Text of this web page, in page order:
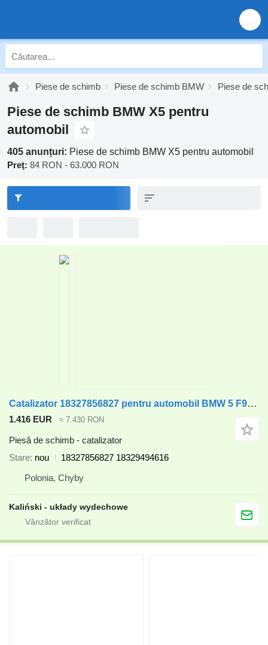
Piese de schimb Piese de schimb BMW Piese de
Piese de schimb BMW X5 pentru
automobil
405 anunțuri: Piese de schimb BMW X5 pentru automobil
Preţ: 84 RON - 63.000 RON
Catalizator 18327856827 pentru automobil BMW 5 F90 / 8 F91 F92 / X5 F95 / X6 F96
1.416 EUR ≈ 7.430 RON
Piesă de schimb - catalizator
Stare nou
18327856827 18329494616
Polonia, Chyby
Kaliński - układy wydechowe